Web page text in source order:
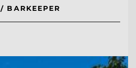
CHEF DE RANG / BARKEEPER